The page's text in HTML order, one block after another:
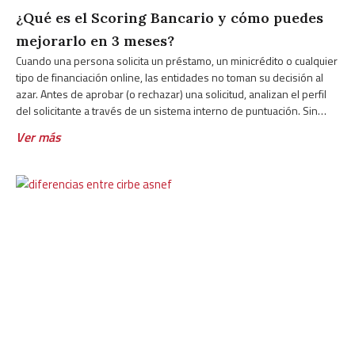
¿Qué es el Scoring Bancario y cómo puedes
mejorarlo en 3 meses?
Cuando una persona solicita un préstamo, un minicrédito o cualquier
tipo de financiación online, las entidades no toman su decisión al
azar. Antes de aprobar (o rechazar) una solicitud, analizan el perfil
del solicitante a través de un sistema interno de puntuación. Sin
Ver más